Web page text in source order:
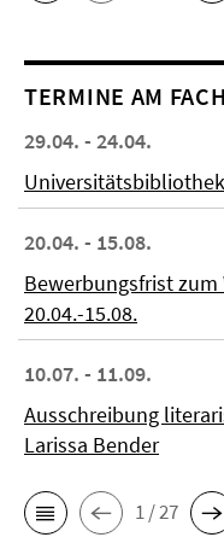
TERMINE AM
29.04. - 24.04.
20.04. - 15.08.
Bewerbungsfrist zum
20.04.-15.08.
10.07. - 11.09.
Ausschreibung
Larissa Bender
1 / 27